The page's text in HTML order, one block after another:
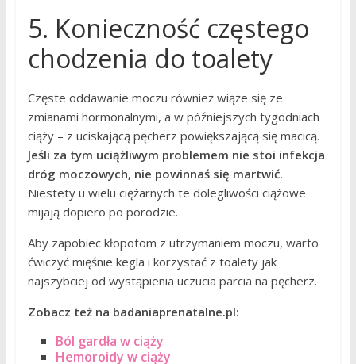
5. Konieczność częstego
chodzenia do toalety
Częste oddawanie moczu również wiąże się ze
zmianami hormonalnymi, a w późniejszych tygodniach
ciąży – z uciskającą pęcherz powiększającą się macicą.
Jeśli za tym uciążliwym problemem nie stoi infekcja
dróg moczowych, nie powinnaś się martwić.
Niestety u wielu ciężarnych te dolegliwości ciążowe
mijają dopiero po porodzie.
Aby zapobiec kłopotom z utrzymaniem moczu, warto
ćwiczyć mięśnie kegla i korzystać z toalety jak
najszybciej od wystąpienia uczucia parcia na pęcherz.
Zobacz też na badaniaprenatalne.pl:
Ból gardła w ciąży
Hemoroidy w ciąży